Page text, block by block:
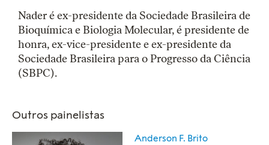
Outros painelistas
Anderson F. Brito
Nader é ex-presidente da Sociedade Brasileira de
Bioquímica e Biologia Molecular, é presidente de
honra, ex-vice-presidente e ex-presidente da
Sociedade Brasileira para o Progresso da Ciência
(SBPC).